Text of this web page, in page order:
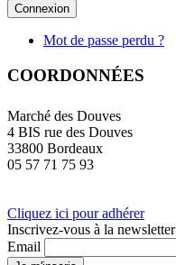
Mot de passe perdu ?
COORDONNÉES
Marché des Douves
4 BIS rue des Douves
33800 Bordeaux
05 57 71 75 93
Cliquez ici pour adhérer
Inscrivez-vous à la
Email